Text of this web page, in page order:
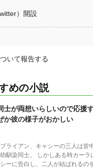
）開設
いて報告する
めの小説
士が両想いらしいので応援
か彼の様子がおかしい
ライアン、キャシーの三人は皆
馴染同士。 しかしある時カーラ
ーに告白し、二人が結ばれるの